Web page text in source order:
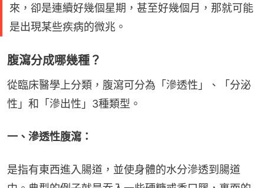
來，卻是連續好幾個星期，甚至好幾個月，那就可能
是出現某些疾病的微兆。
腹瀉分成哪幾種？
從臨床醫學上分類，腹瀉可分為「滲透性」、「分泌
性」和「滲出性」3種類型。
一、滲透性腹瀉：
是指有東西進入腸道，並使身體的水分滲透到腸道